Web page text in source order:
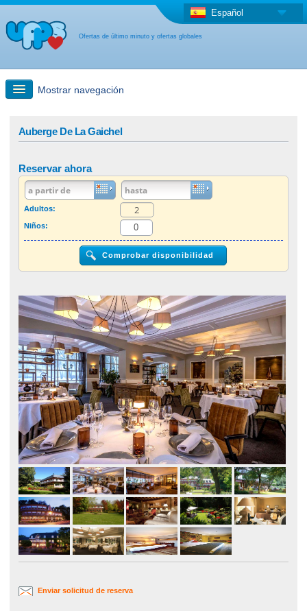
Ofertas de último minuto y ofertas globales
Español
Mostrar navegación
Oferta de última hora + Oferta global
otro país
Auberge De La Gaichel
Reservar ahora
Adultos:
Niños:
Enviar solicitud de reserva